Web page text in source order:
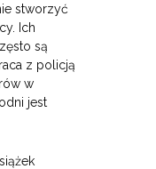
stworzyć
Ich
są
z policją
w
jest